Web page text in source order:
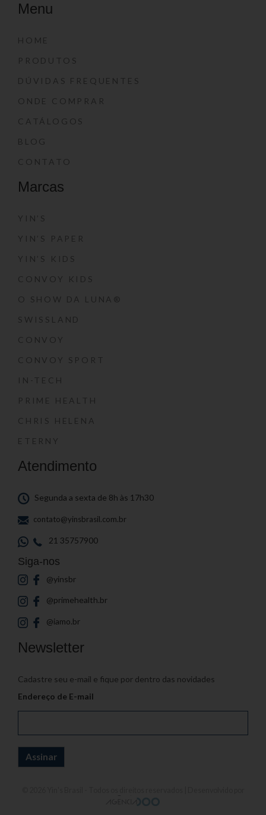
Menu
HOME
PRODUTOS
DÚVIDAS FREQUENTES
ONDE COMPRAR
CATÁLOGOS
BLOG
CONTATO
Marcas
YIN’S
YIN’S PAPER
YIN’S KIDS
CONVOY KIDS
O SHOW DA LUNA®
SWISSLAND
CONVOY
CONVOY SPORT
IN-TECH
PRIME HEALTH
CHRIS HELENA
ETERNY
Atendimento
Segunda a sexta de 8h às 17h30
contato@yinsbrasil.com.br
21 35757900
Siga-nos
@yinsbr
@primehealth.br
@iamo.br
Newsletter
Cadastre seu e-mail e fique por dentro das novidades
Endereço de E-mail